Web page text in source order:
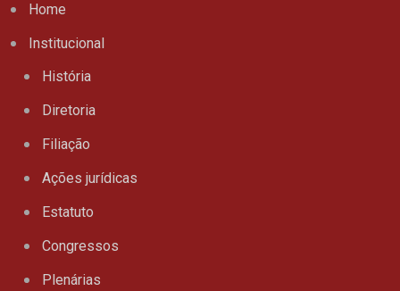
Home
Institucional
História
Diretoria
Filiação
Ações jurídicas
Estatuto
Congressos
Plenárias